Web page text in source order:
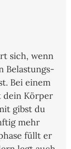
sich, wenn
Belastungs-
Bei einem
dein Körper
gibst du
mehr
füllt er